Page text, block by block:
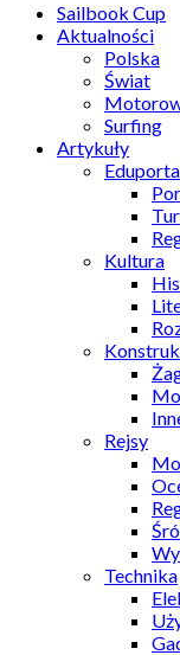
Sailbook Cup
Aktualności
Polska
Świat
Surfing
Artykuły
Kultura
Rejsy
Technika